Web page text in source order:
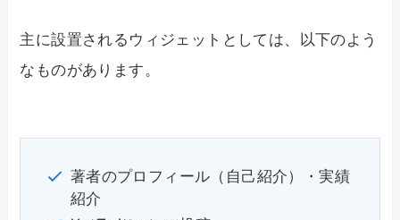
主に設置されるウィジェットとしては、以下のよう
なものがあります。
著者のプロフィール（自己紹介）・実績
紹介